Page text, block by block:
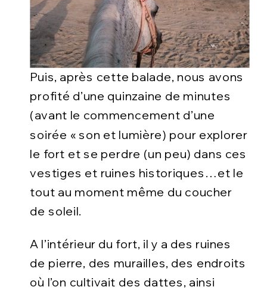
Puis, après cette balade, nous avons
profité d’une quinzaine de minutes
(avant le commencement d’une
soirée « son et lumière) pour explorer
le fort et se perdre (un peu) dans ces
vestiges et ruines historiques…et le
tout au moment même du coucher
de soleil.
A l’intérieur du fort, il y a des ruines
de pierre, des murailles, des endroits
où l’on cultivait des dattes, ainsi